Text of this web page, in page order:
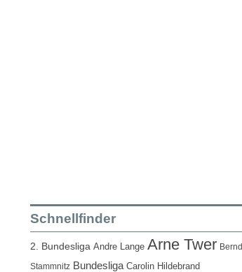
Schnellfinder
2. Bundesliga Andre Lange Arne Twer Bernd
Stammnitz Bundesliga Carolin Hildebrand